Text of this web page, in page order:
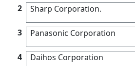
2 Sharp Corporation.
3 Panasonic Corporation
4 Daihos Corporation